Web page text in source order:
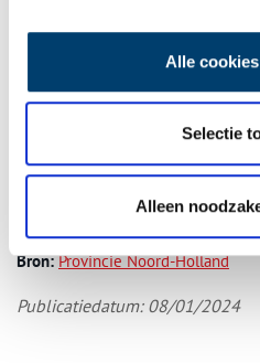
Alle
Selectie
Alleen
januari tot en met 5 april 2024.
In Paviljoen Welgelegen is de
in Welgelegen’ te bezoeken.
Daarnaast is er 4 keer per jaar
wisselende tentoonstellingen
www.paviljoenwelgelegen.nl.
Bron: Provincie Noord-Holland
Publicatiedatum: 08/01/2024